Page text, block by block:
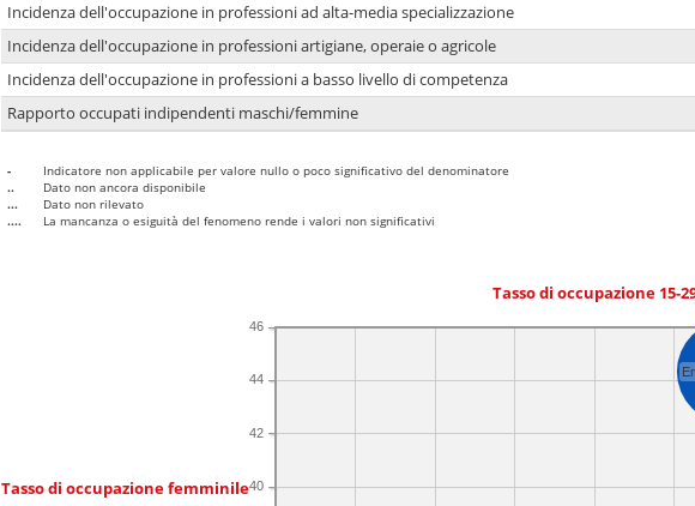
Incidenza dell'occupazione in professioni ad alta-media specializzazione
Incidenza dell'occupazione in professioni artigiane, operaie o agricole
Incidenza dell'occupazione in professioni a basso livello di competenza
Rapporto occupati indipendenti maschi/femmine
-
Indicatore non applicabile per valore nullo o poco significativo del denominatore
..
Dato non ancora disponibile
...
Dato non rilevato
....
La mancanza o esiguità del fenomeno rende i valori non significativi
Tasso di occupazione 15-
Tasso di occupazione femminile40
42
44
46